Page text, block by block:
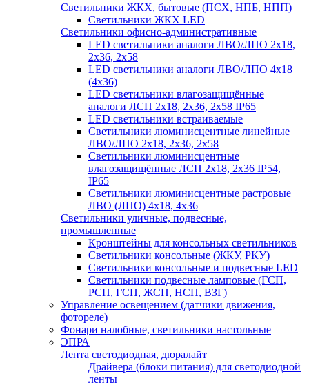
Светильники ЖКХ, бытовые (ПСХ, НПБ, НПП)
Светильники ЖКХ LED
Светильники офисно-административные
LED светильники аналоги ЛВО/ЛПО 2х18,
2х36, 2х58
LED светильники аналоги ЛВО/ЛПО 4х18
(4х36)
LED светильники влагозащищённые
аналоги ЛСП 2х18, 2х36, 2х58 IP65
LED светильники встраиваемые
Светильники люминисцентные линейные
ЛВО/ЛПО 2х18, 2х36, 2х58
Светильники люминисцентные
влагозащищённые ЛСП 2х18, 2х36 IP54,
IP65
Светильники люминисцентные растровые
ЛВО (ЛПО) 4х18, 4х36
Светильники уличные, подвесные,
промышленные
Кронштейны для консольных светильников
Светильники консольные (ЖКУ, РКУ)
Светильники консольные и подвесные LED
Светильники подвесные ламповые (ГСП,
РСП, ГСП, ЖСП, НСП, ВЗГ)
Управление освещением (датчики движения,
фотореле)
Фонари налобные, светильники настольные
ЭПРА
Лента светодиодная, дюралайт
Драйвера (блоки питания) для светодиодной
ленты